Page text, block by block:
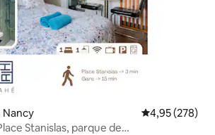
Classificação
4,95 (278)
Stanislas, parque de